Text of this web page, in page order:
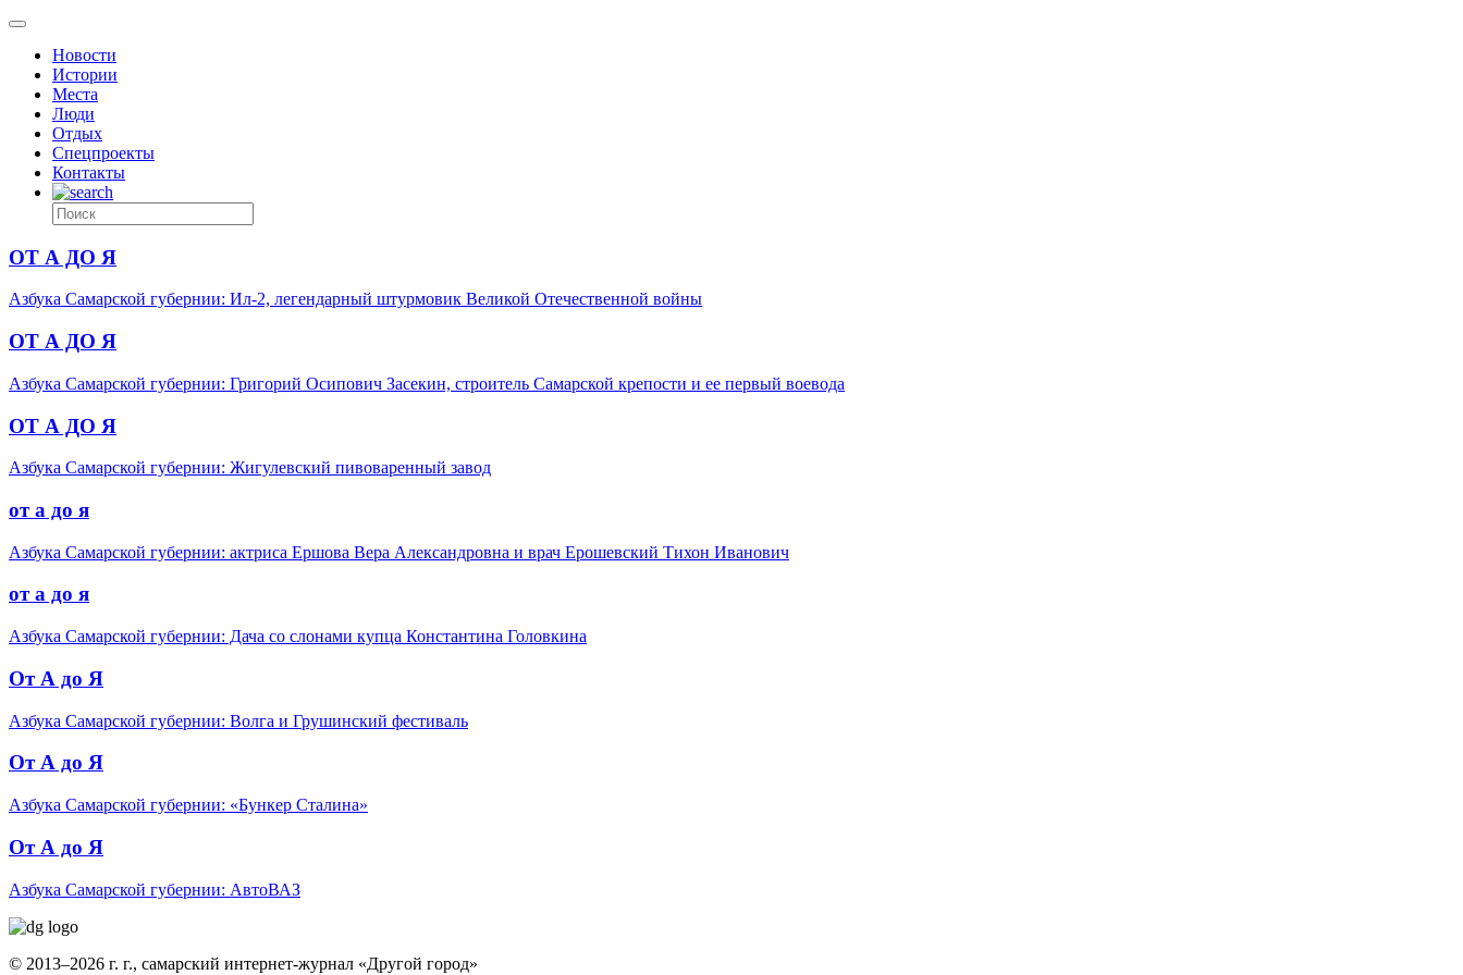
Новости
Истории
Места
Люди
Отдых
Спецпроекты
Контакты
ОТ А ДО Я
Азбука Самарской губернии: Ил-2, легендарный штурмовик Великой Отечественной войны
ОТ А ДО Я
Азбука Самарской губернии: Григорий Осипович Засекин, строитель Самарской крепости и ее первый воевода
ОТ А ДО Я
Азбука Самарской губернии: Жигулевский пивоваренный завод
от а до я
Азбука Самарской губернии: актриса Ершова Вера Александровна и врач Ерошевский Тихон Иванович
от а до я
Азбука Самарской губернии: Дача со слонами купца Константина Головкина
От А до Я
Азбука Самарской губернии: Волга и Грушинский фестиваль
От А до Я
Азбука Самарской губернии: «Бункер Сталина»
От А до Я
Азбука Самарской губернии: АвтоВАЗ
© 2013–2026 г. г., самарский интернет-журнал «Другой город»